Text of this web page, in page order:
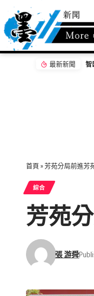
最新新聞
智匯保經人力成長雙冠王三連霸！保經業人力登錄首選品牌 邁向萬人保經新里程 從
首頁 »芳苑分局前進芳
綜合
芳苑
張 游舜